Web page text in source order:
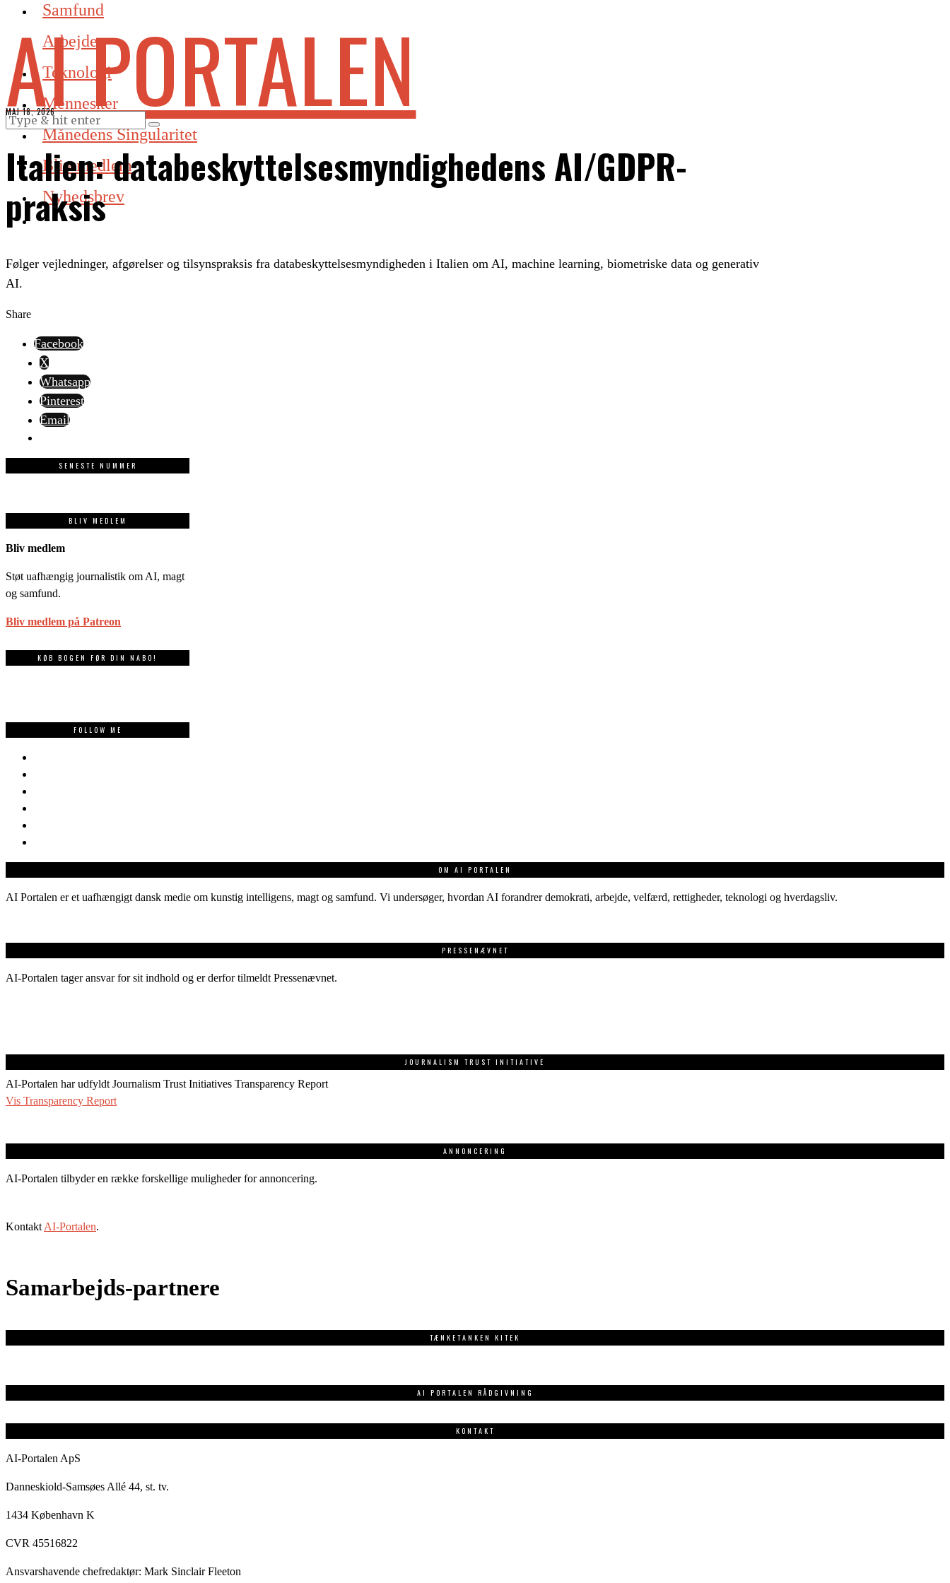
Samfund
Arbejde
Teknologi
Mennesker
Månedens Singularitet
Bliv medlem
Nyhedsbrev
AI PORTALEN
MAJ 18, 2026
Italien: databeskyttelsesmyndighedens AI/GDPR-
praksis
Følger vejledninger, afgørelser og tilsynspraksis fra databeskyttelsesmyndigheden i Italien om AI, machine learning, biometriske data og generativ
AI.
Share
Facebook
X
Whatsapp
Pinterest
Email
SENESTE NUMMER
BLIV MEDLEM
Bliv medlem
Støt uafhængig journalistik om AI, magt
og samfund.
Bliv medlem på Patreon
KØB BOGEN FØR DIN NABO!
FOLLOW ME
OM AI PORTALEN
AI Portalen er et uafhængigt dansk medie om kunstig intelligens, magt og samfund. Vi undersøger, hvordan AI forandrer demokrati, arbejde, velfærd, rettigheder, teknologi og hverdagsliv.
PRESSENÆVNET
AI-Portalen tager ansvar for sit indhold og er derfor tilmeldt Pressenævnet.
JOURNALISM TRUST INITIATIVE
AI-Portalen har udfyldt Journalism Trust Initiatives Transparency Report
Vis Transparency Report
ANNONCERING
AI-Portalen tilbyder en række forskellige muligheder for annoncering.
Kontakt AI-Portalen.
Samarbejds-partnere
TÆNKETANKEN KITEK
AI PORTALEN RÅDGIVNING
KONTAKT
AI-Portalen ApS
Danneskiold-Samsøes Allé 44, st. tv.
1434 København K
CVR 45516822
Ansvarshavende chefredaktør: Mark Sinclair Fleeton